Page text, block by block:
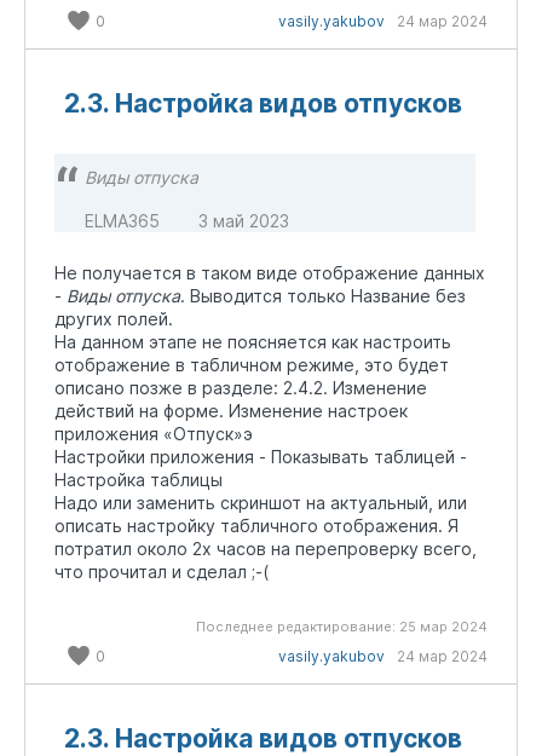
0 vasily.yakubov 24 мар 2024
2.3. Настройка видов отпусков
Виды отпуска
ELMA365 3 май 2023
Не получается в таком виде отображение данных
- Виды отпуска. Выводится только Название без
других полей.
На данном этапе не поясняется как настроить
отображение в табличном режиме, это будет
описано позже в разделе: 2.4.2. Изменение
действий на форме. Изменение настроек
приложения «Отпуск»э
Настройки приложения - Показывать таблицей -
Настройка таблицы
Надо или заменить скриншот на актуальный, или
описать настройку табличного отображения. Я
потратил около 2х часов на перепроверку всего,
что прочитал и сделал ;-(
Последнее редактирование: 25 мар 2024
0 vasily.yakubov 24 мар 2024
2.3. Настройка видов отпусков